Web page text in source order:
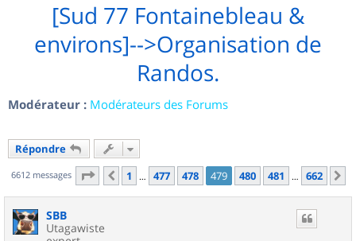
[Sud 77 Fontainebleau &
environs]-->Organisation de
Randos.
Modérateur : Modérateurs des Forums
Répondre
6612 messages Page 479 sur662
Précédent
1 … 477 478 479 480 481 … 662
SBB
Utagawiste